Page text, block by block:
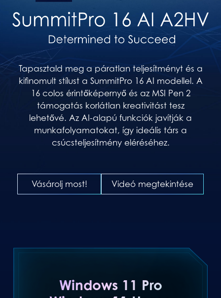
Tapasztald meg a páratlan teljesítményt és a
kifinomult stílust a SummitPro 16 AI modellel. A
16 colos érintőképernyő és az MSI Pen 2
támogatás korlátlan kreativitást tesz
lehetővé. Az AI-alapú funkciók javítják a
munkafolyamatokat, így ideális társ a
csúcsteljesítmény eléréséhez.
Vásárolj most! Videó megtekintése
Windows 11 Pro